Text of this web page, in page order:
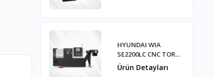
HYUNDAI WIA
SE2200LC CNC TORNA
TEZGAHI
Ürün Detayları